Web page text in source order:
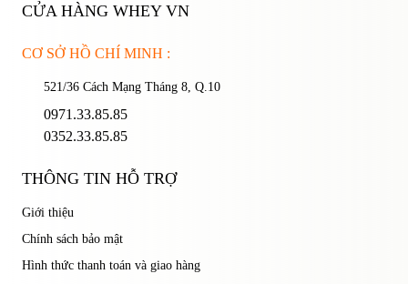
ĐĂNG NHẬP
CỬA HÀNG WHEY VN
CƠ SỞ HỒ CHÍ MINH :
521/36 Cách Mạng Tháng 8, Q.10
0971.33.85.85
0352.33.85.85
THÔNG TIN HỖ TRỢ
Giới thiệu
Chính sách bảo mật
Hình thức thanh toán và giao hàng